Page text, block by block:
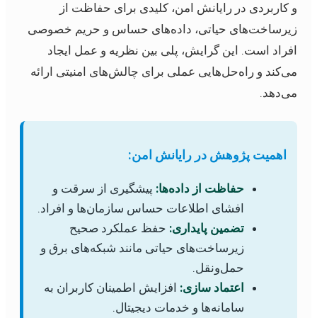
و کاربردی در رایانش امن، کلیدی برای حفاظت از
زیرساخت‌های حیاتی، داده‌های حساس و حریم خصوصی
افراد است. این گرایش، پلی بین نظریه و عمل ایجاد
می‌کند و راه‌حل‌هایی عملی برای چالش‌های امنیتی ارائه
می‌دهد.
اهمیت پژوهش در رایانش امن:
حفاظت از داده‌ها: پیشگیری از سرقت و
افشای اطلاعات حساس سازمان‌ها و افراد.
تضمین پایداری: حفظ عملکرد صحیح
زیرساخت‌های حیاتی مانند شبکه‌های برق و
حمل‌ونقل.
اعتماد سازی: افزایش اطمینان کاربران به
سامانه‌ها و خدمات دیجیتال.